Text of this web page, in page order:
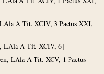
A Tit. XCIV, 3 Pactus XXI,
LAla A Tit. XCIV, 6]
LAla A Tit. XCV, 1 Pactus